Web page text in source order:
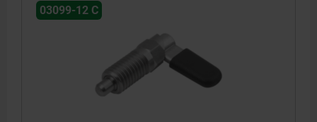
03099-12 C